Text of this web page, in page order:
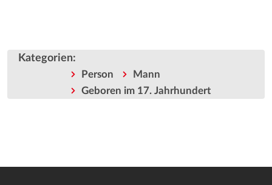
Kategorien:
Person
Mann
Geboren im 17. Jahrhundert